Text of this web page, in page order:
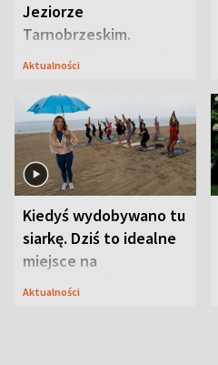
Jeziorze
Tarnobrzeskim.
Przyrodnicy zwracają
Aktualności
Kiedyś wydobywano tu
siarkę. Dziś to idealne
miejsce na
wypoczynek
Aktualności